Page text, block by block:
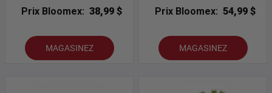
Prix Bloomex: 38,99 $
MAGASINEZ
Prix Bloomex: 54,99 $
MAGASINEZ